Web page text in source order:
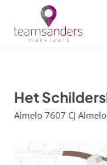
Het
Almelo 7607 CJ Almelo